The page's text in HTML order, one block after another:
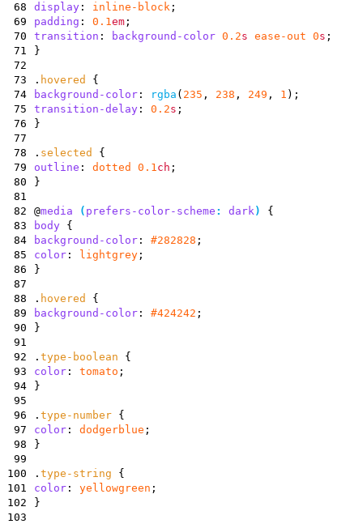
68
display : inline-block ;
69
padding : 0.1em ;
70
transition : background-color 0.2s ease-out 0s ;
71
}
72
73
. hovered
{
74
background-color : rgba ( 235 , 238 , 249 , 1 ) ;
75
transition-delay : 0.2s ;
76
}
77
78
. selected
{
79
outline : dotted 0.1ch ;
80
}
81
82
@media ( prefers-color-scheme : dark)
{
83
body {
84
background-color : #282828 ;
85
color : lightgrey ;
86
}
87
88
. hovered
{
89
background-color : #424242 ;
90
}
91
92
. type-boolean
{
93
color : tomato ;
94
}
95
96
. type-number {
97
color : dodgerblue ;
98
}
99
100
. type-string
{
101
color : yellowgreen ;
102
}
103